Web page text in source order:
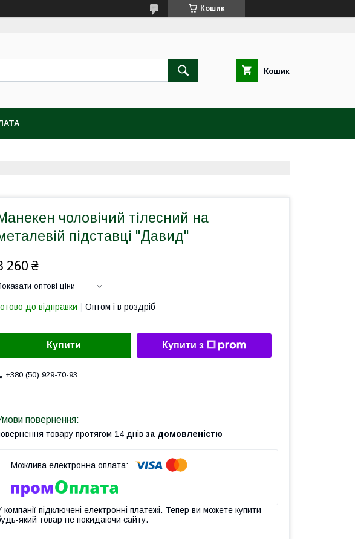
Кошик
Кошик
чоловічий тілесний на
підставці "Давид"
260 ₴
оптові ціни
до відправки Оптом і в роздріб
Купити Купити з
+380 (50) 929-70-93
товару протягом 14 днів за домовленістю
компанії підключені електронні платежі. Тепер ви можете купити
який товар не покидаючи сайту.